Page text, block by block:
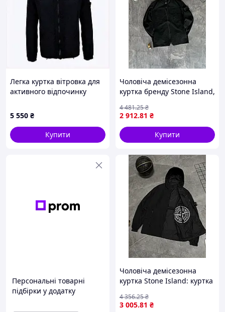
Легка куртка вітровка для
активного відпочинку
5 550 ₴
Купити
Чоловіча демісезонна
куртка бренду Stone Island,
верхній одяг, вироблено в
Туреччині
2 912.81 ₴
4 481.25₴
Купити
Персональні товарні
підбірки у додатку
Чоловіча демісезонна
куртка Stone Island: куртка
турецьке виробництво
3 005.81 ₴
4 356.25₴